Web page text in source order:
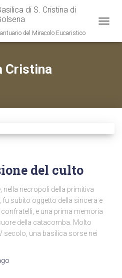
di S. Cristina di
del Miracolo Eucaristico
Cristina
del culto
nella necropoli della primitiva
subito oggetto della sincera e
e una prima memoria
della catacomba. Molto
secolo, una basilica sorse nei